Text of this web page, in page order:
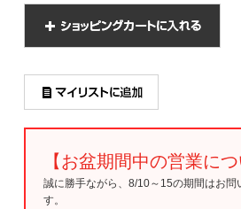
【お盆期間中の営業につ
誠に勝手ながら、8/10～15の期間はお問
す。